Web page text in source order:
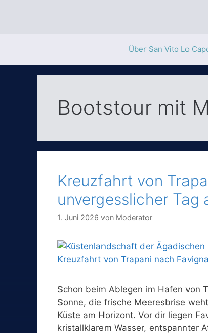
Über San Vito Lo
Bootstour mit
Kreuzfahrt von
unvergesslicher Tag
1. Juni 2026 von Moderator
Schon beim Ablegen im Hafen von
Sonne, die frische Meeresbrise
Küste am Horizont. Vor dir liegen
kristallklarem Wasser, entspannter